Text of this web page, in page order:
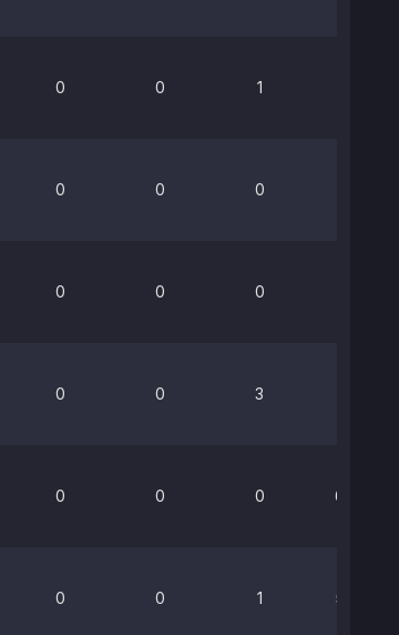
0 0 1
0 0 0
0 0 0
0 0 3
0 0 0 66.7%
0 0 1 52.6%